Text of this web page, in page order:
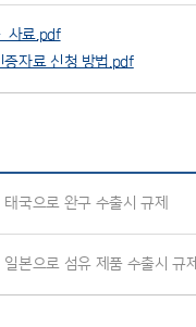
사료.pdf
자료 신청 방법.pdf
태국으로 완구 수출시 규제
일본으로 섬유 제품 수출시 규제